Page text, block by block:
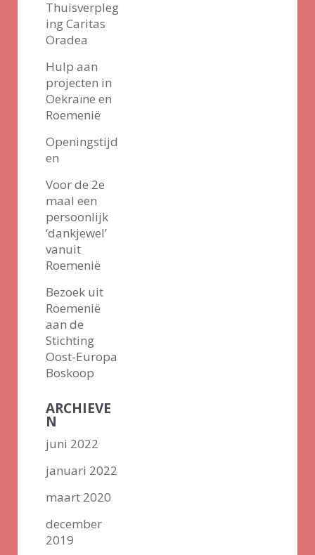
Thuisverpleg
ing Caritas
Oradea
Hulp aan
projecten in
Oekraïne en
Roemenië
Openingstijd
en
Voor de 2e
maal een
persoonlijk
‘dankjewel’
vanuit
Roemenië
Bezoek uit
Roemenië
aan de
Stichting
Oost-Europa
Boskoop
ARCHIEVE
N
juni 2022
januari 2022
maart 2020
december
2019